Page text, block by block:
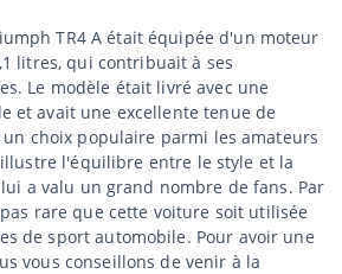
TR4 A était équipée d'un moteur
litres, qui contribuait à ses
Le modèle était livré avec une
et avait une excellente tenue de
choix populaire parmi les amateurs
illustre l'équilibre entre le style et la
a valu un grand nombre de fans. Par
rare que cette voiture soit utilisée
de sport automobile. Pour avoir une
vous conseillons de venir à la